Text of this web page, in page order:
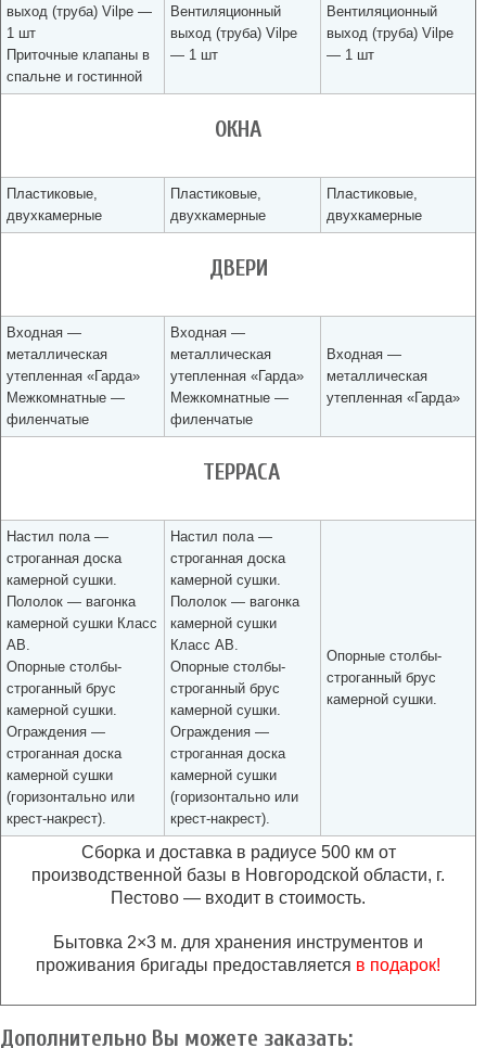
выход (труба) Vilpe —
1 шт
Приточные клапаны в
спальне и гостинной
Вентиляционный
выход (труба) Vilpe
— 1 шт
Вентиляционный
выход (труба) Vilpe
— 1 шт
ОКНА
Пластиковые,
двухкамерные
Пластиковые,
двухкамерные
Пластиковые,
двухкамерные
ДВЕРИ
Входная —
металлическая
утепленная «Гарда»
Межкомнатные —
филенчатые
Входная —
металлическая
утепленная «Гарда»
Межкомнатные —
филенчатые
Входная —
металлическая
утепленная «Гарда»
ТЕРРАСА
Настил пола —
строганная доска
камерной сушки.
Пололок — вагонка
камерной сушки Класс
АВ.
Опорные столбы-
строганный брус
камерной сушки.
Ограждения —
строганная доска
камерной сушки
(горизонтально или
крест-накрест).
Настил пола —
строганная доска
камерной сушки.
Пололок — вагонка
камерной сушки
Класс АВ.
Опорные столбы-
строганный брус
камерной сушки.
Ограждения —
строганная доска
камерной сушки
(горизонтально или
крест-накрест).
Опорные столбы-
строганный брус
камерной сушки.
Сборка и доставка в радиусе 500 км от
производственной базы в Новгородской области, г.
Пестово — входит в стоимость.
Бытовка 2×3 м. для хранения инструментов и
проживания бригады предоставляется в подарок!
Дополнительно Вы можете заказать: